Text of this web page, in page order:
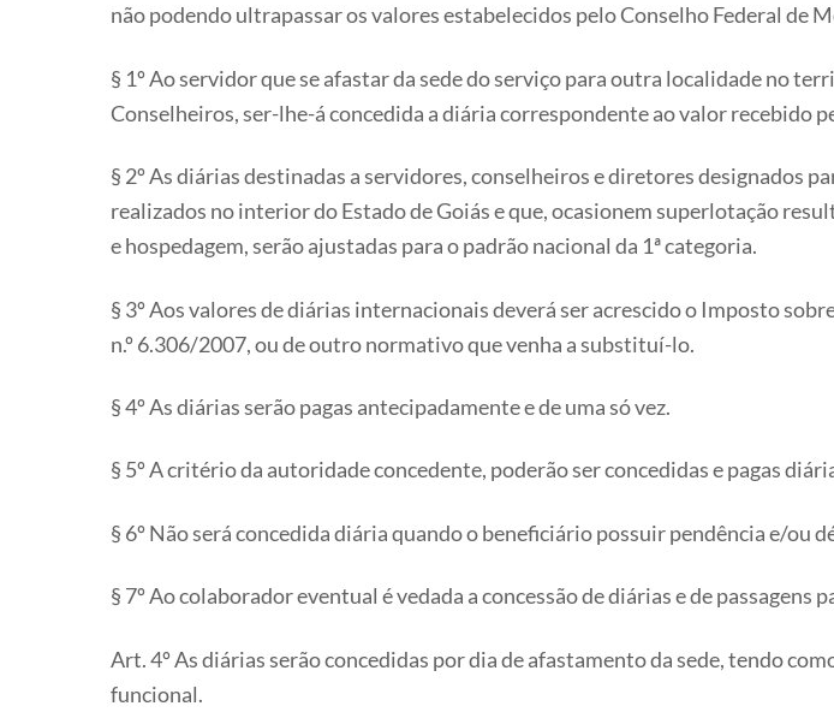
não podendo ultrapassar os valores estabelecidos pelo Conselho Federal de
§ 1º Ao servidor que se afastar da sede do serviço para outra localidade no
Conselheiros, ser-lhe-á concedida a diária correspondente ao valor recebido
§ 2º As diárias destinadas a servidores, conselheiros e diretores designados
realizados no interior do Estado de Goiás e que, ocasionem superlotação
e hospedagem, serão ajustadas para o padrão nacional da 1ª categoria.
§ 3º Aos valores de diárias internacionais deverá ser acrescido o Imposto
n.º 6.306/2007, ou de outro normativo que venha a substituí-lo.
§ 4º As diárias serão pagas antecipadamente e de uma só vez.
§ 5º A critério da autoridade concedente, poderão ser concedidas e pagas
§ 6º Não será concedida diária quando o beneficiário possuir pendência e/ou
§ 7º Ao colaborador eventual é vedada a concessão de diárias e de passagens
Art. 4º As diárias serão concedidas por dia de afastamento da sede, tendo
funcional.